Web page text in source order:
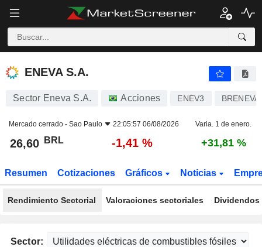
ENEVA S.A.
ENEVA S.A.
Sector Eneva S.A. Acciones ENEV3
Mercado cerrado - Sao Paulo 22:05:57 06/08/2026 Varia. 1 de enero.
26,60 BRL -1,41 % +31,81 %
Resumen Cotizaciones Gráficos Noticias
Rendimiento Sectorial Valoraciones sectoriales
Sector: